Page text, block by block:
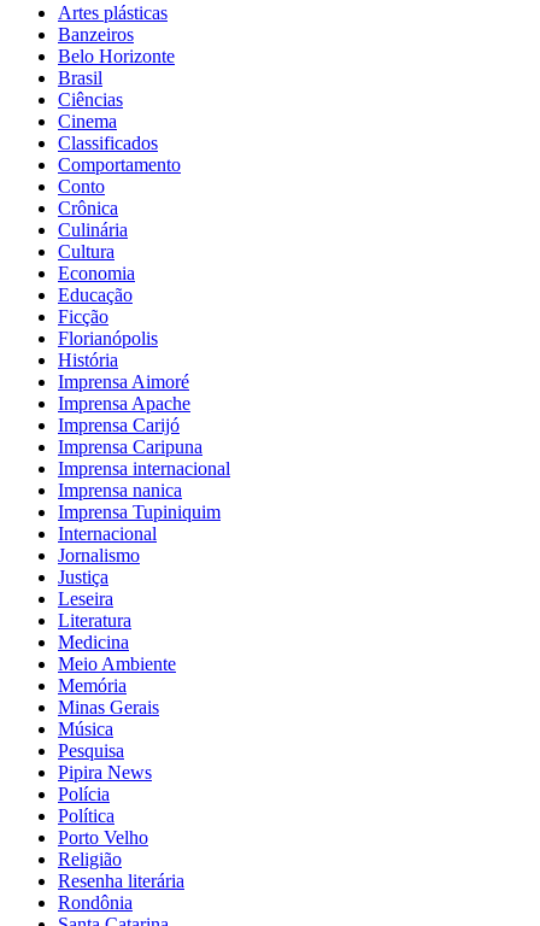
Artes plásticas
Banzeiros
Belo Horizonte
Brasil
Ciências
Cinema
Classificados
Comportamento
Conto
Crônica
Culinária
Cultura
Economia
Educação
Ficção
Florianópolis
História
Imprensa Aimoré
Imprensa Apache
Imprensa Carijó
Imprensa Caripuna
Imprensa internacional
Imprensa nanica
Imprensa Tupiniquim
Internacional
Jornalismo
Justiça
Leseira
Literatura
Medicina
Meio Ambiente
Memória
Minas Gerais
Música
Pesquisa
Pipira News
Polícia
Política
Porto Velho
Religião
Resenha literária
Rondônia